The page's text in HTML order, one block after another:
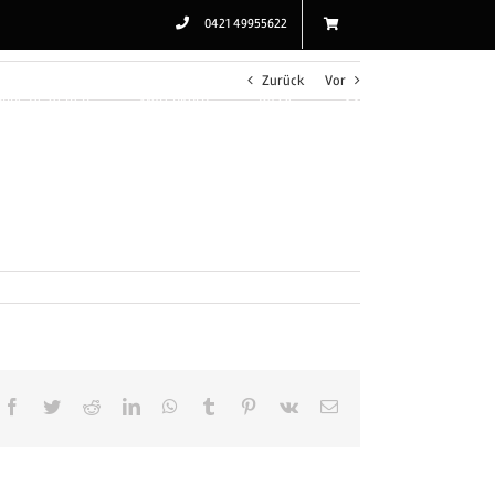
0421 49955622
Bestellen Warenkorb Kasse
Zurück Vor
Facebook
TwitterRedditLinkedInWhatsApp
Tumblr Pinterest
Vk
E-